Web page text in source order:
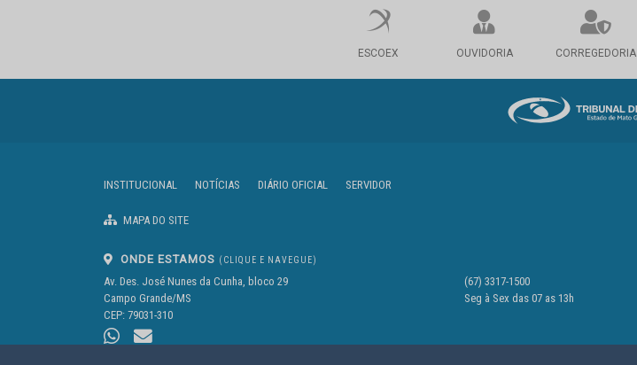
ESCOEX OUVIDORIA CORREGEDORIA
INSTITUCIONAL NOTÍCIAS DIÁRIO OFICIAL SERVIDOR
MAPA DO SITE
ONDE ESTAMOS (CLIQUE E NAVEGUE)
Av. Des. José Nunes da Cunha, bloco 29
Campo Grande/MS
CEP: 79031-310
(67) 3317-1500
Seg à Sex das 07 as 13h